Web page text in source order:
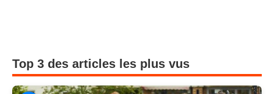
Top 3 des articles les plus vus